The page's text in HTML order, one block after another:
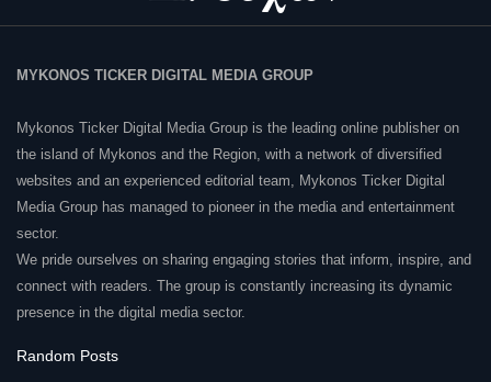
MYKONOS TICKER DIGITAL MEDIA GROUP
Mykonos Ticker Digital Media Group is the leading online publisher on
the island of Mykonos and the Region, with a network of diversified
websites and an experienced editorial team, Mykonos Ticker Digital
Media Group has managed to pioneer in the media and entertainment
sector.
We pride ourselves on sharing engaging stories that inform, inspire, and
connect with readers. The group is constantly increasing its dynamic
presence in the digital media sector.
Random Posts